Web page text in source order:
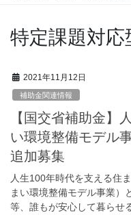
特定課題対応
2021年11月12日
補助金関連情報
【国交省補助金】
い環境整備モデル
追加募集
人生100年時代を支える住
まい環境整備モデル事業）
等、誰もが安心して暮らせ